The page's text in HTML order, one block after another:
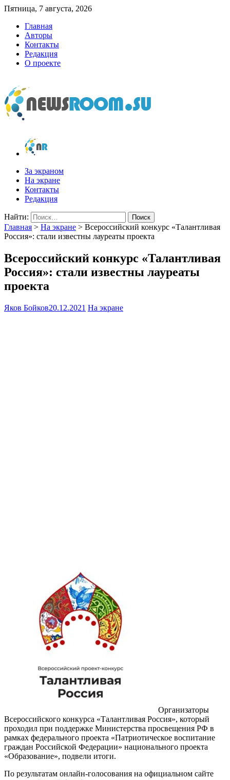
Пятница, 7 августа, 2026
Главная
Авторы
Контакты
Редакция
О проекте
newsroom.su
Новости о новостях
За экраном
На экране
Контакты
Редакция
Найти:
Главная > На экране > Всероссийский конкурс «Талантливая
Россия»: стали известны лауреаты проекта
Всероссийский конкурс «Талантливая
Россия»: стали известны лауреаты
проекта
Яков Бойков20.12.2021 На экране
Организаторы
Всероссийского конкурса «Талантливая Россия», который
проходил при поддержке Министерства просвещения РФ в
рамках федерального проекта «Патриотическое воспитание
граждан Российской Федерации» национального проекта
«Образование», подвели итоги.
По результатам онлайн-голосования на официальном сайте